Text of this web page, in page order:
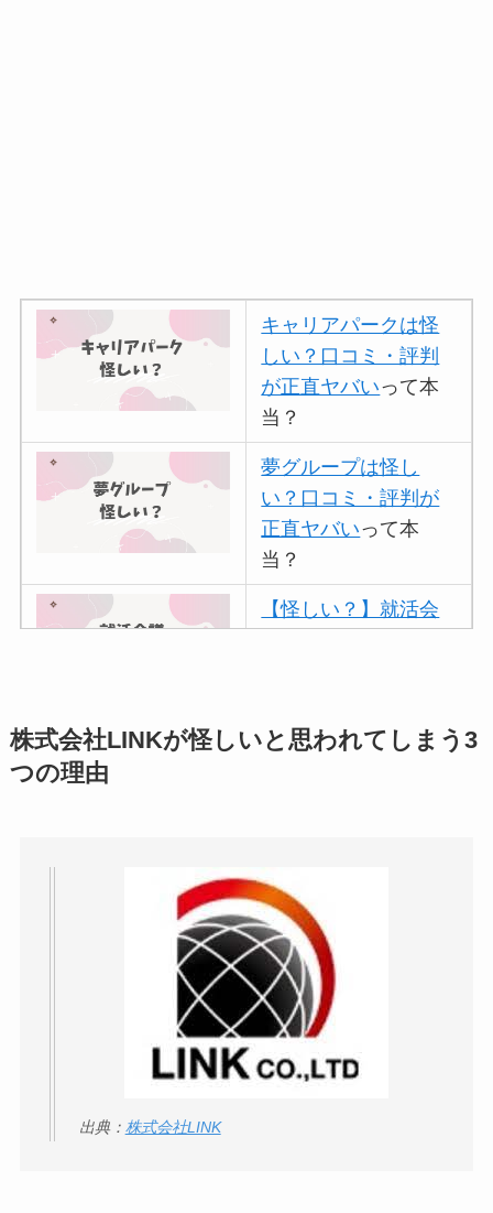
キャリアパークは怪
しい？口コミ・評判
が正直ヤバいって本
当？
夢グループは怪し
い？口コミ・評判が
正直ヤバいって本
当？
【怪しい？】就活会
アトムクリニックは
【怪しい？】帝国デ
ータバンクの口コ
ミ・評判
う？
【怪しい？】セルプ
ロモート株式会社の
口コミ・評判
株式会社LINKが怪しいと思われてしまう3
つの理由
出典： 株式会社LINK